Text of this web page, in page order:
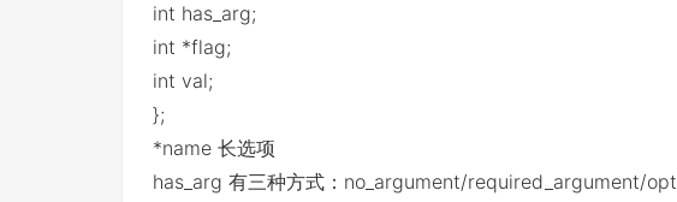
int has_arg;
int *flag;
int val;
};
*name 长选项
has_arg 有三种方式：no_argument/required_argument/